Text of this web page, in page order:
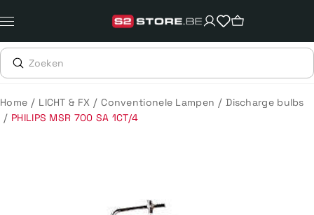
naar
content
Home / LICHT & FX / Conventionele Lampen / Discharge bulbs
/ PHILIPS MSR 700 SA 1CT/4